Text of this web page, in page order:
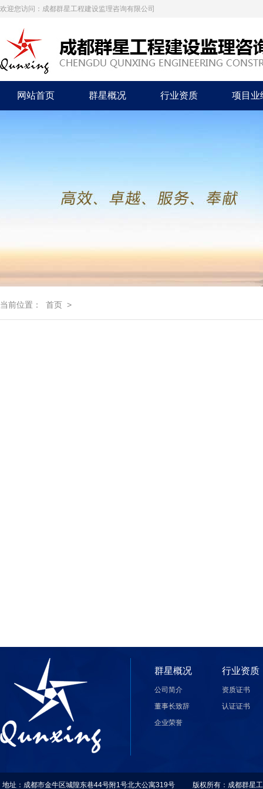
欢迎您访问：成都群星工程建设监理咨询有限公司
网站首页 群星概况 行业资质 项目业
当前位置： 首页 >
群星概况
公司简介
董事长致辞
企业荣誉
行业资质
资质证书
认证证书
地址：成都市金牛区城隍东巷44号附1号北大公寓319号 版权所有：成都群星